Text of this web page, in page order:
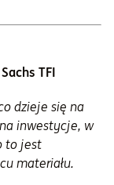
TFI
dzieje się na
inwestycje, w
to jest
materiału.